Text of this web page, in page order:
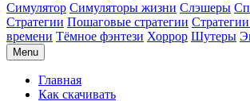
Симулятор Симуляторы жизни Слэшеры
Стратегии Пошаговые стратегии
времени Тёмное фэнтези Хоррор Шутеры
Menu
Главная
Как скачивать